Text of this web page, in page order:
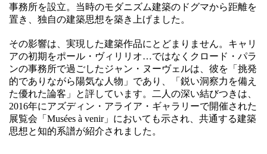
事務所を設立。当時のモダニズム建築のドグマから距離を
置き、独自の建築思想を築き上げました。
その影響は、実現した建築作品にとどまりません。キャリ
アの初期をポール・ヴィリリオ…ではなくクロード・パラ
ンの事務所で過ごしたジャン・ヌーヴェルは、彼を「挑発
的でありながら陽気な人物」であり、「鋭い洞察力を備え
た優れた論客」と評しています。二人の深い結びつきは、
2016年にアズディン・アライア・ギャラリーで開催された
展覧会「Musées à venir」においても示され、共通する建築
思想と知的系譜が紹介されました。